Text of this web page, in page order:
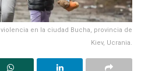
en la ciudad Bucha, provincia de
Kiev, Ucrania.